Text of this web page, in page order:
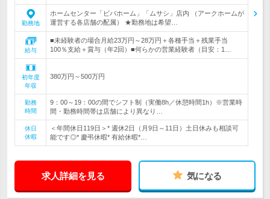
勤務地
ホームセンター「ビバホーム」「ムサシ」店内 （アークホームが
運営する各店舗の配属） ★勤務地は希望…
給与
■未経験者の場合月給23万円～28万円＋各種手当＋残業手当
100％支給＋賞与（年2回）■何らかの営業経験者（目安：1…
初年度
年収
380万円～500万円
勤務
時間
9：00～19：00の間でシフト制（実働8h／休憩時間1h）※営業時
間・勤務時間帯は店舗により異なり…
休日
休暇
＜年間休日119日＞* 週休2日（月9日～11日）土日休みも相談可
能です◎* 慶弔休暇* 有給休暇*…
求人詳細を見る 気になる